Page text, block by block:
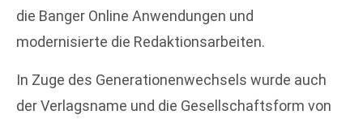
die Banger Online Anwendungen und
modernisierte die Redaktionsarbeiten.
In Zuge des Generationenwechsels wurde auch
der Verlagsname und die Gesellschaftsform von